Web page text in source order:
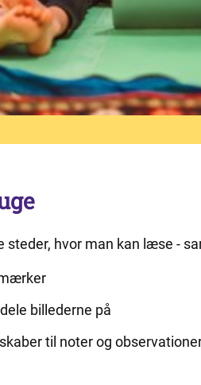
steder, hvor man kan læse -
billederne på
til noter og